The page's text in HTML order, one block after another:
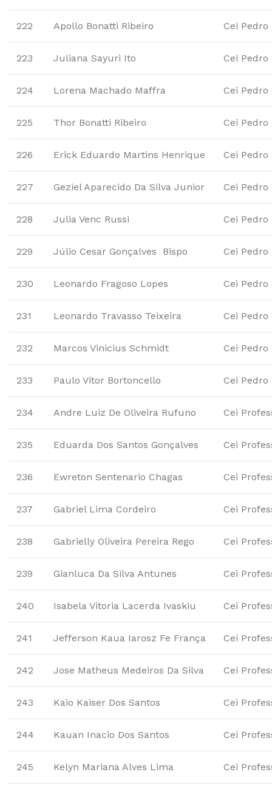
222 Apollo Bonatti Ribeiro Cei Pedro
223 Juliana Sayuri Ito Cei Pedro
224 Lorena Machado Maffra Cei Pedro
225 Thor Bonatti Ribeiro Cei Pedro
226 Erick Eduardo Martins Henrique Cei Pedro
227 Geziel Aparecido Da Silva Junior Cei Pedro
228 Julia Venc Russi Cei Pedro
229 Júlio Cesar Gonçalves Bispo Cei Pedro
230 Leonardo Fragoso Lopes Cei Pedro
231 Leonardo Travasso Teixeira Cei Pedro
232 Marcos Vinicius Schmidt Cei Pedro
233 Paulo Vitor Bortoncello Cei Pedro
234 Andre Luiz De Oliveira Rufuno Cei
235 Eduarda Dos Santos Gonçalves Cei
236 Ewreton Sentenario Chagas Cei
237 Gabriel Lima Cordeiro Cei
238 Gabrielly Oliveira Pereira Rego Cei
239 Gianluca Da Silva Antunes Cei
240 Isabela Vitoria Lacerda Ivaskiu Cei
241 Jefferson Kaua Iarosz Fe França Cei
242 Jose Matheus Medeiros Da Silva Cei
243 Kaio Kaiser Dos Santos Cei
244 Kauan Inacio Dos Santos Cei
245 Kelyn Mariana Alves Lima Cei